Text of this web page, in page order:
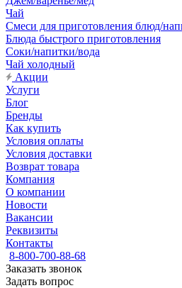
Чай
Смеси для приготовления блюд/
Блюда быстрого приготовления
Соки/напитки/вода
Чай холодный
Акции
Услуги
Блог
Бренды
Как купить
Условия оплаты
Условия доставки
Возврат товара
Компания
О компании
Новости
Вакансии
Реквизиты
Контакты
8-800-700-88-68
Заказать звонок
Задать вопрос